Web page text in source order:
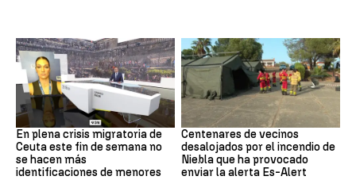
Crisis en Ceuta
En plena crisis migratoria de
Ceuta este fin de semana no
se hacen más
identificaciones de menores
Incendio
Centenares de vecinos
desalojados por el incendio de
Niebla que ha provocado
enviar la alerta Es-Alert